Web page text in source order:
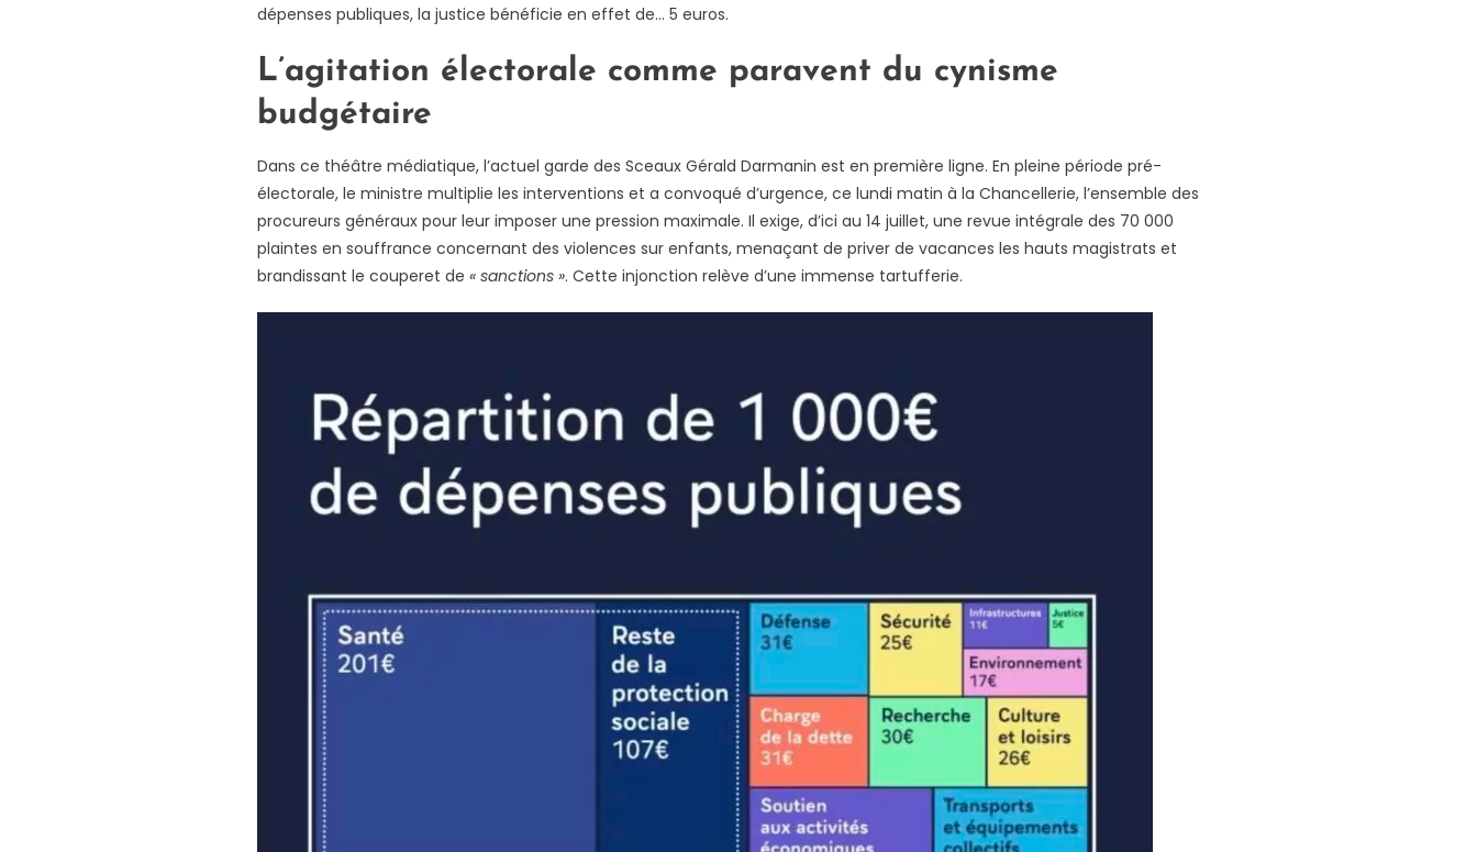
dépenses publiques, la justice bénéficie en effet de… 5 euros.
L’agitation électorale comme paravent du cynisme
budgétaire
Dans ce théâtre médiatique, l’actuel garde des Sceaux Gérald Darmanin est en première ligne. En pleine période pré-
électorale, le ministre multiplie les interventions et a convoqué d’urgence, ce lundi matin à la Chancellerie, l’ensemble des
procureurs généraux pour leur imposer une pression maximale. Il exige, d’ici au 14 juillet, une revue intégrale des 70 000
plaintes en souffrance concernant des violences sur enfants, menaçant de priver de vacances les hauts magistrats et
brandissant le couperet de « sanctions ». Cette injonction relève d’une immense tartufferie.